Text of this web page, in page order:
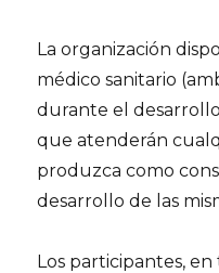
La organización
médico sanitario
durante el
que atenderán
produzca como
desarrollo de las
Los participantes,